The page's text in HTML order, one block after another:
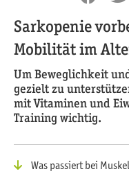
Sarkopenie
Mobilität im
Um Beweglichkeit
gezielt zu
mit Vitaminen und
Training wichtig.
Was passiert bei